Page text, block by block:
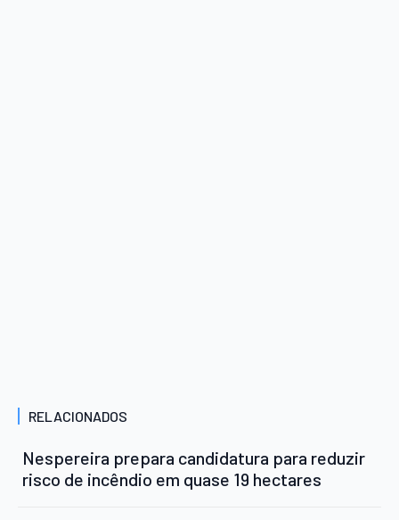
RELACIONADOS
Nespereira prepara candidatura para reduzir
risco de incêndio em quase 19 hectares